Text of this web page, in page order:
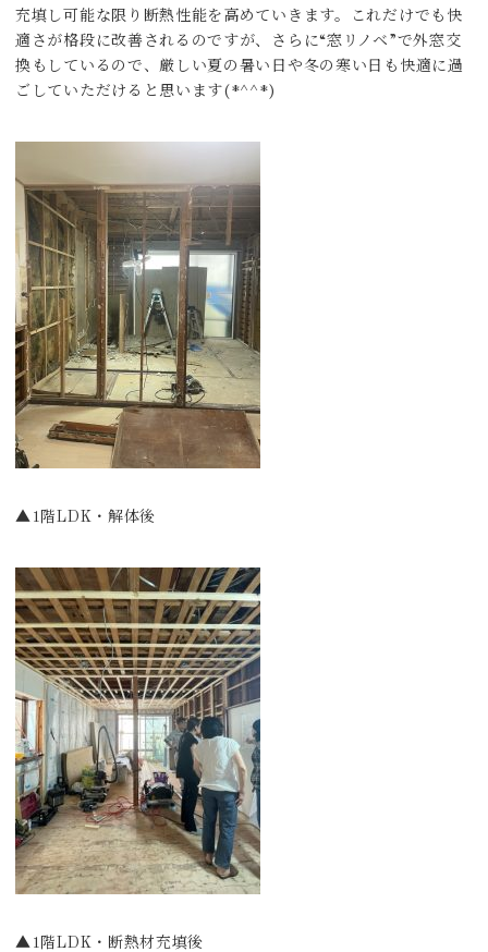
充填し可能な限り断熱性能を高めていきます。これだけでも快
適さが格段に改善されるのですが、さらに“窓リノベ”で外窓交
換もしているので、厳しい夏の暑い日や冬の寒い日も快適に過
ごしていただけると思います(*^^*)
▲1階LDK・解体後
▲1階LDK・断熱材充填後